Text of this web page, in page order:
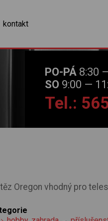
kontakt
PO-PÁ 8:30
SO 9:00 —
Tel.:
Oregon vhodný pro